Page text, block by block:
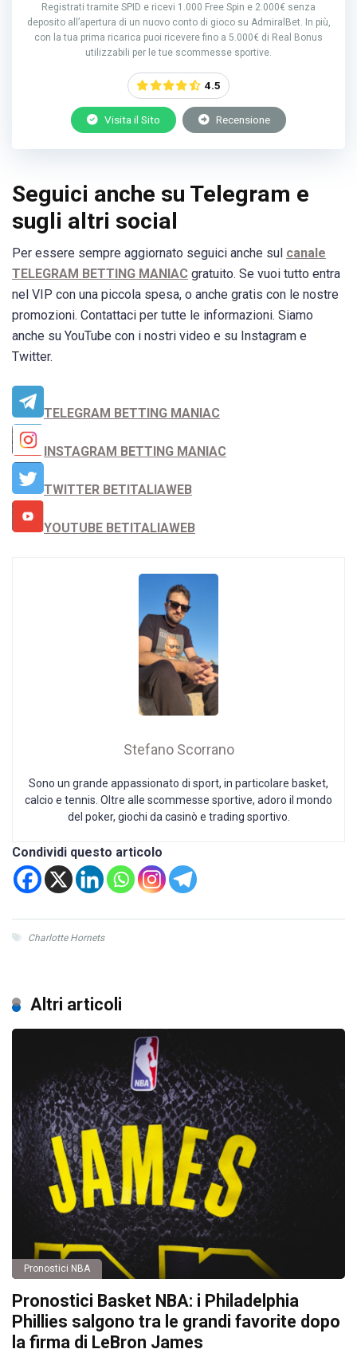
Registrati tramite SPID e ricevi 1.000 Free Spin e 2.000€ senza
deposito all’apertura di un nuovo conto di gioco su AdmiralBet. In più,
con la tua prima ricarica puoi ricevere fino a 5.000€ di Real Bonus
utilizzabili per le tue scommesse sportive.
4.5
Visita il Sito Recensione
Seguici anche su Telegram e
sugli altri social
Per essere sempre aggiornato seguici anche sul canale
TELEGRAM BETTING MANIAC gratuito. Se vuoi tutto entra
nel VIP con una piccola spesa, o anche gratis con le nostre
promozioni. Contattaci per tutte le informazioni. Siamo
anche su YouTube con i nostri video e su Instagram e
Twitter.
TELEGRAM BETTING MANIAC
INSTAGRAM BETTING MANIAC
TWITTER BETITALIAWEB
YOUTUBE BETITALIAWEB
Stefano Scorrano
Sono un grande appassionato di sport, in particolare basket,
calcio e tennis. Oltre alle scommesse sportive, adoro il mondo
del poker, giochi da casinò e trading sportivo.
Condividi questo articolo
Charlotte Hornets
Altri articoli
Pronostici NBA
Pronostici Basket NBA: i Philadelphia
Phillies salgono tra le grandi favorite dopo
la firma di LeBron James